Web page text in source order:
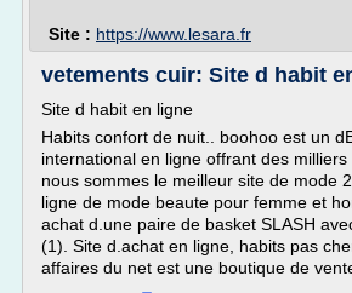
Site : https://www.lesara.fr
vetements cuir: Site d habit
Site d habit en ligne
Habits confort de nuit.. boohoo est un
international en ligne offrant des milliers
nous sommes le meilleur site de mode
ligne de mode beaute pour femme et
achat d.une paire de basket SLASH
(1). Site d.achat en ligne, habits pas
affaires du net est une boutique de